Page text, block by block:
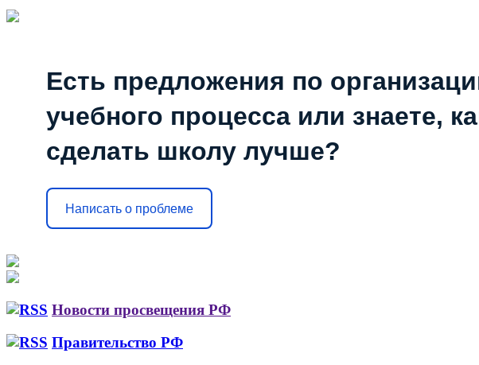
Есть предложения по
учебного процесса или знаете,
сделать школу лучше?
Написать о проблеме
Новости просвещения РФ
Правительство РФ